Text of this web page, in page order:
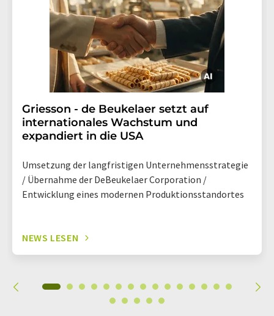
Griesson - de Beukelaer setzt auf
internationales Wachstum und
expandiert in die USA
Umsetzung der langfristigen Unternehmensstrategie
/ Übernahme der DeBeukelaer Corporation /
Entwicklung eines modernen Produktionsstandortes
NEWS LESEN